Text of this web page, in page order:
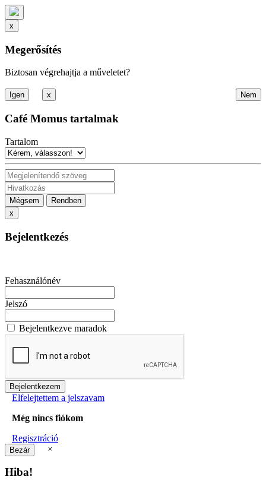
x
Megerősítés
Biztosan végrehajtja a műveletet?
x
Café Momus tartalmak
Tartalom
Mégsem
Rendben
x
Bejelentkezés
Fehasználónév
Jelszó
Bejelentkezve maradok
Elfelejtettem a jelszavam
Még nincs fiókom
Regisztráció
×
Hiba!